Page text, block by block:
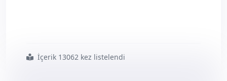
#van
#şubesi
#hizmet
#binasına
#kavuştu
İçerik 13062 kez listelendi